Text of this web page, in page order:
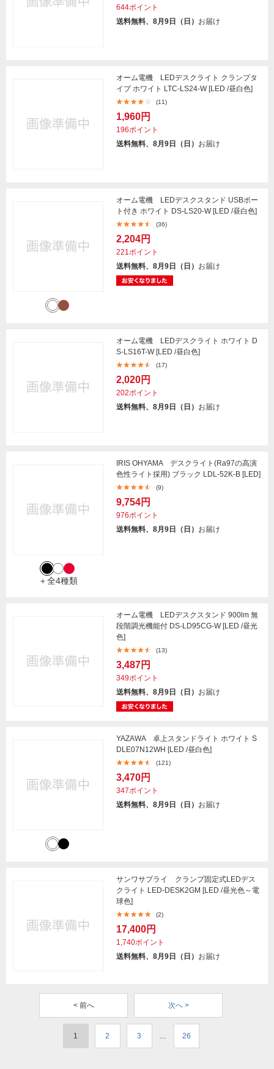
644ポイント
送料無料、8月9日（日） お届け
オーム電機 LEDデスクライト クランプタ
イプ ホワイト LTC-LS24-W [LED /昼白色]
(11)
1,960円
196ポイント
送料無料、8月9日（日） お届け
オーム電機 LEDデスクスタンド USBポー
ト付き ホワイト DS-LS20-W [LED /昼白色]
(36)
2,204円
221ポイント
送料無料、8月9日（日） お届け
オーム電機 LEDデスクライト ホワイト D
S-LS16T-W [LED /昼白色]
(17)
2,020円
202ポイント
送料無料、8月9日（日） お届け
＋全4種類
IRIS OHYAMA デスクライト(Ra97の高演
色性ライト採用) ブラック LDL-52K-B [LED]
(9)
9,754円
976ポイント
送料無料、8月9日（日） お届け
オーム電機 LEDデスクスタンド 900lm 無
段階調光機能付 DS-LD95CG-W [LED /昼光
色]
(13)
3,487円
349ポイント
送料無料、8月9日（日） お届け
YAZAWA 卓上スタンドライト ホワイト S
DLE07N12WH [LED /昼白色]
(121)
3,470円
347ポイント
送料無料、8月9日（日） お届け
サンワサプライ クランプ固定式LEDデス
クライト LED-DESK2GM [LED /昼光色～電
球色]
(2)
17,400円
1,740ポイント
送料無料、8月9日（日） お届け
< 前へ 次へ >
1 2 3 … 26